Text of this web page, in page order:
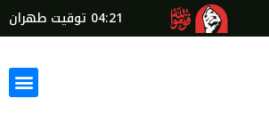
04:21 توقيت طهران